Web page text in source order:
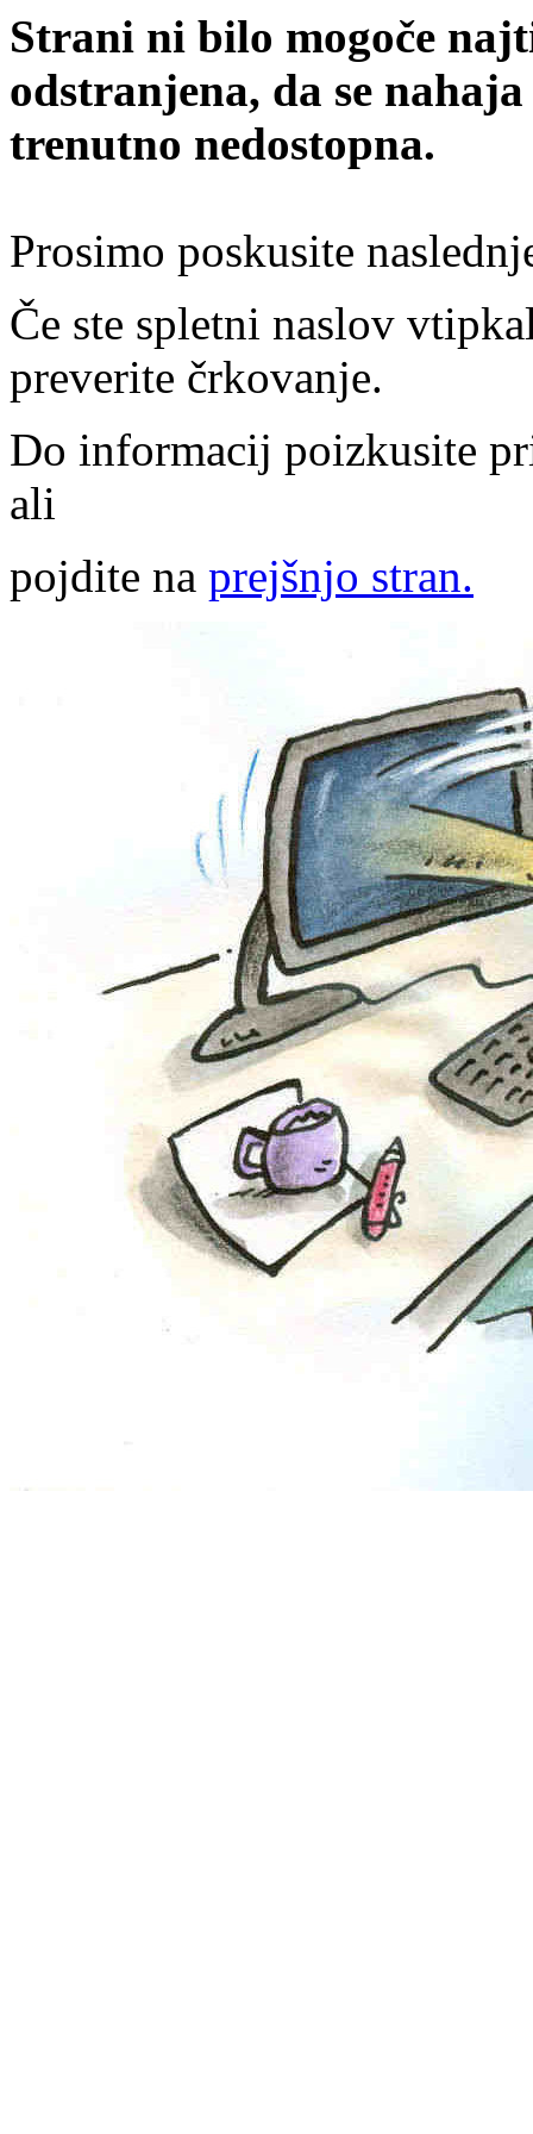
Strani ni bilo mogoče
odstranjena, da se
trenutno nedostopna.
Prosimo poskusite
Če ste spletni naslov
preverite črkovanje.
Do informacij poizkusite
ali
pojdite na prejšnjo stran.